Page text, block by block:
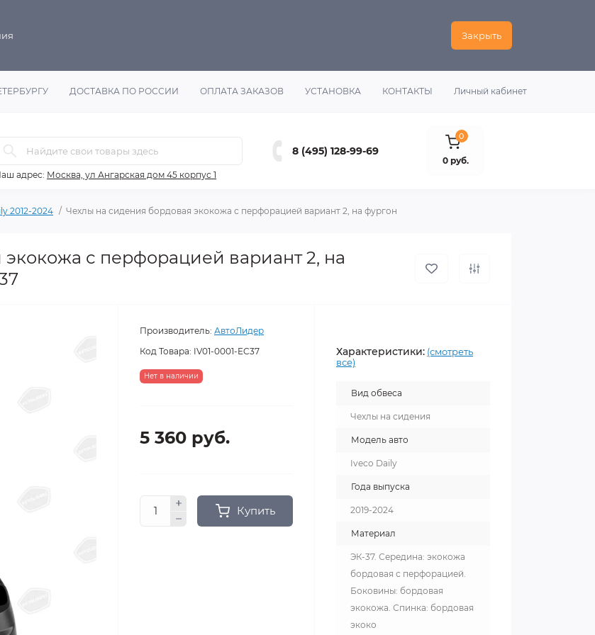
Закрыть
ДОСТАВКА ПО РОССИИ ОПЛАТА ЗАКАЗОВ УСТАНОВКА КОНТАКТЫ Личный кабинет
адрес: Москва, ул Ангарская дом 45 корпус 1
8 (495) 128-99-69
0
0 руб.
2012-2024 Чехлы на сидения бордовая экокожа с перфорацией вариант 2, на фургон
с перфорацией вариант 2, на
Производитель: АвтоЛидер
Код Товара: IV01-0001-EC37
Нет в наличии
5 360 руб.
Купить
Характеристики: (смотреть
все)
Вид обвеса
Чехлы на сидения
Модель авто
Iveco Daily
Года выпуска
2019-2024
Материал
ЭК-37. Середина: экокожа
бордовая с перфорацией.
Боковины: бордовая
экокожа. Спинка: бордовая
экоко